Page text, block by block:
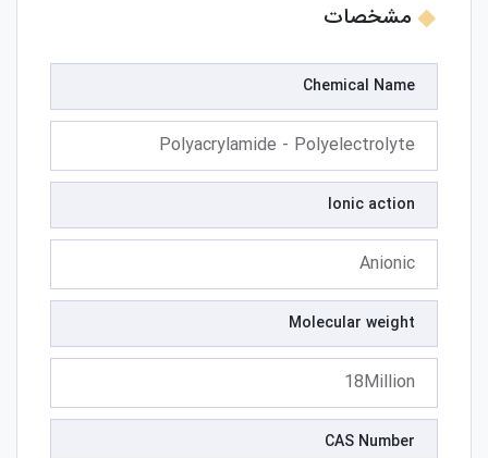
مشخصات
Chemical Name
Polyacrylamide - Polyelectrolyte
Ionic action
Anionic
Molecular weight
18Million
CAS Number